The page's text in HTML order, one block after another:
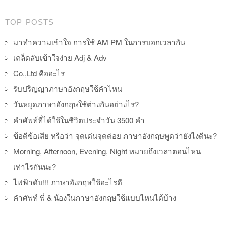
TOP POSTS
มาทำความเข้าใจ การใช้ AM PM ในการบอกเวลากัน
เคล็ดลับเข้าใจง่าย Adj & Adv
Co.,Ltd คืออะไร
รับปริญญาภาษาอังกฤษใช้คำไหน
วันหยุดภาษาอังกฤษใช้ต่างกันอย่างไร?
คำศัพท์ที่ได้ใช้ในชีวิตประจำวัน 3500 คำ
ข้อดีข้อเสีย หรือว่า จุดเด่นจุดด่อย ภาษาอังกฤษพูดว่ายังไงดีนะ?
Morning, Afternoon, Evening, Night หมายถึงเวลาตอนไหน
เท่าไรกันนะ?
ไฟฟ้าดับ!!! ภาษาอังกฤษใช้อะไรดี
คำศัพท์ พี่ & น้องในภาษาอังกฤษใช้แบบไหนได้บ้าง